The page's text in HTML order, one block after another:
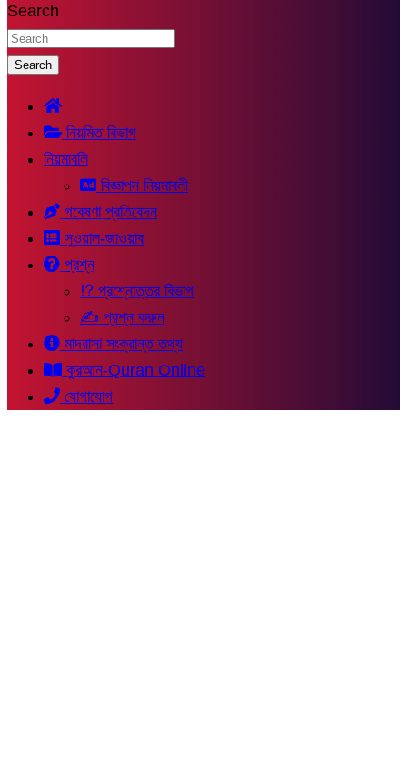
Search
Search
নিয়মিত বিভাগ
নিয়মাবলি
বিজ্ঞাপন নিয়মাবলী
গবেষণা প্রতিবেদন
সুওয়াল-জাওয়াব
প্রশ্ন
⁉ প্রশ্নোত্তর বিভাগ
✍ প্রশ্ন করুন
মাদরাসা সংক্রান্ত তথ্য
কুরআন-Quran Online
যোগাযোগ